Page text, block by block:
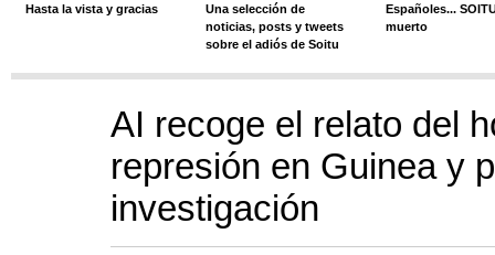
Hasta la vista y gracias
Una selección de
noticias, posts y tweets
sobre el adiós de Soitu
Españoles...
muerto
AI recoge el relato del
represión en Guinea y
investigación